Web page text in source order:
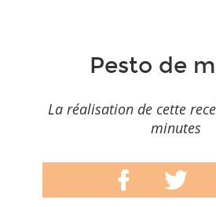
Pesto de
La réalisation de cette
minutes